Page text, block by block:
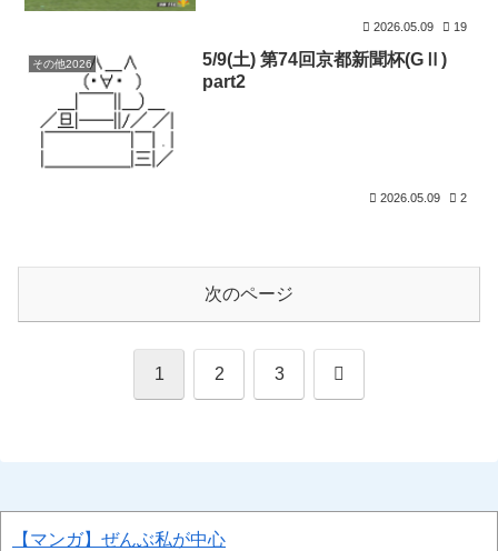
2026.05.09 19
その他2026
5/9(土) 第74回京都新聞杯(GⅡ)
part2
2026.05.09 2
次のページ
1 2 3 次
【マンガ】ぜんぶ私が中心